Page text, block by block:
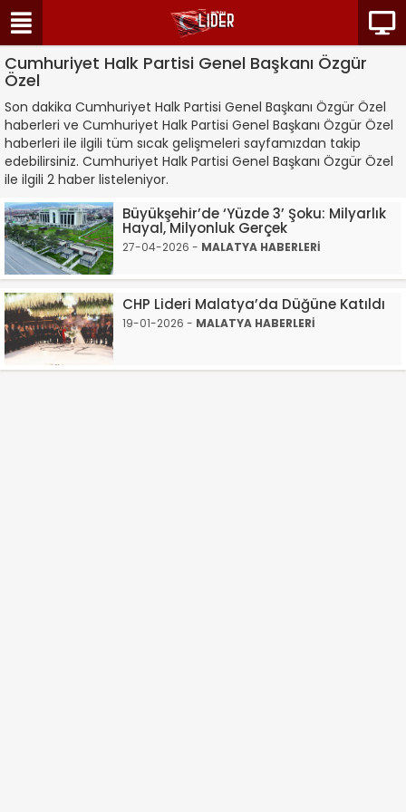
Cumhuriyet Halk Partisi Genel Başkanı Özgür
Özel
Son dakika Cumhuriyet Halk Partisi Genel Başkanı Özgür Özel
haberleri ve Cumhuriyet Halk Partisi Genel Başkanı Özgür Özel
haberleri ile ilgili tüm sıcak gelişmeleri sayfamızdan takip
edebilirsiniz. Cumhuriyet Halk Partisi Genel Başkanı Özgür Özel
ile ilgili 2 haber listeleniyor.
Büyükşehir’de ‘Yüzde 3’ Şoku: Milyarlık
Hayal, Milyonluk Gerçek
27-04-2026 - MALATYA HABERLERİ
CHP Lideri Malatya’da Düğüne Katıldı
19-01-2026 - MALATYA HABERLERİ